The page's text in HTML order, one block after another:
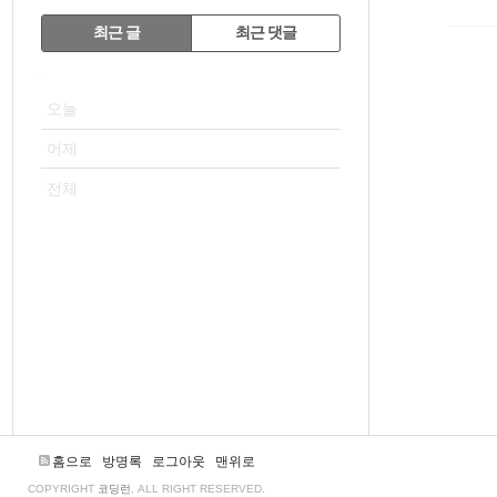
RECENTLY
최근 글 최근 댓글
오늘
어제
전체
홈으로 방명록 로그아웃 맨위로
COPYRIGHT 코딩런 , ALL RIGHT RESERVED.